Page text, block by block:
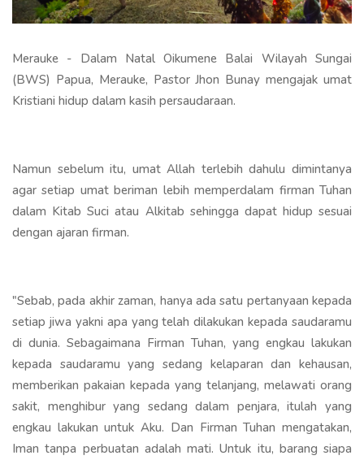
Merauke - Dalam Natal Oikumene Balai Wilayah Sungai
(BWS) Papua, Merauke, Pastor Jhon Bunay mengajak umat
Kristiani hidup dalam kasih persaudaraan.
Namun sebelum itu, umat Allah terlebih dahulu dimintanya
agar setiap umat beriman lebih memperdalam firman Tuhan
dalam Kitab Suci atau Alkitab sehingga dapat hidup sesuai
dengan ajaran firman.
"Sebab, pada akhir zaman, hanya ada satu pertanyaan kepada
setiap jiwa yakni apa yang telah dilakukan kepada saudaramu
di dunia. Sebagaimana Firman Tuhan, yang engkau lakukan
kepada saudaramu yang sedang kelaparan dan kehausan,
memberikan pakaian kepada yang telanjang, melawati orang
sakit, menghibur yang sedang dalam penjara, itulah yang
engkau lakukan untuk Aku. Dan Firman Tuhan mengatakan,
Iman tanpa perbuatan adalah mati. Untuk itu, barang siapa